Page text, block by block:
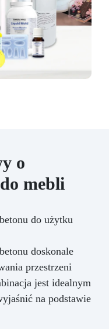
o
mebli
do użytku
doskonale
przestrzeni
jest idealnym
na podstawie